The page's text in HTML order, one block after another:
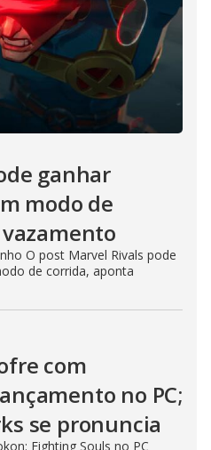
ganhar
modo de
O post Marvel Rivals pode
de corrida, aponta
com
no PC;
se pronuncia
Fighting Souls no PC